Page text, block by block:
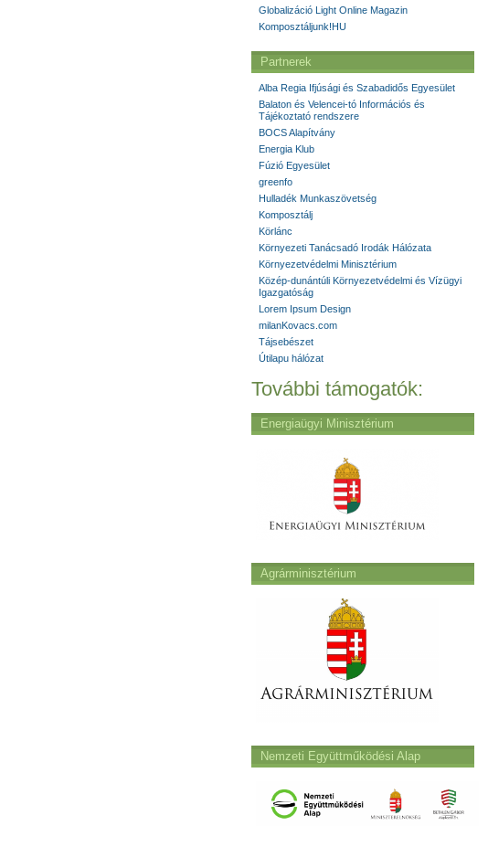
Globalizáció Light Online Magazin
Komposztáljunk!HU
Partnerek
Alba Regia Ifjúsági és Szabadidős Egyesület
Balaton és Velencei-tó Információs és
Tájékoztató rendszere
BOCS Alapítvány
Energia Klub
Fúzió Egyesület
greenfo
Hulladék Munkaszövetség
Komposztálj
Körlánc
Környezeti Tanácsadó Irodák Hálózata
Környezetvédelmi Minisztérium
Közép-dunántúli Környezetvédelmi és Vízügyi
Igazgatóság
Lorem Ipsum Design
milanKovacs.com
Tájsebészet
Útilapu hálózat
További támogatók:
Energiaügyi Minisztérium
Agrárminisztérium
Nemzeti Együttműködési Alap